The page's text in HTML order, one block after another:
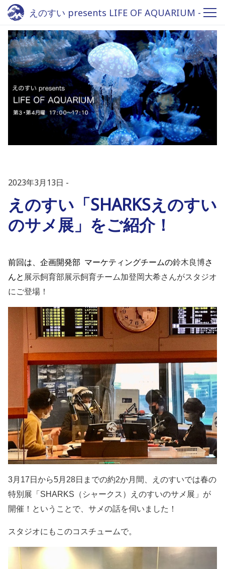
えのすい presents LIFE OF AQUARIUM -
Fm yokohama 84.7
2023年3月13日
えのすい「SHARKSえのすい
のサメ展」をご紹介！
前回は、企画開発部 マーケティングチームの鈴木良博さ
んと 展示飼育部展示飼育チーム加登岡大希さんがスタジオ
にご登場！
3月 17 日から5月 28日までの約2か月間、えのすいでは春の
特別展 「 SHARKS （シャークス）えのすいのサメ展」が
開催！ということで、 サメの話を伺いました！
スタジオにもこのコスチュームで。